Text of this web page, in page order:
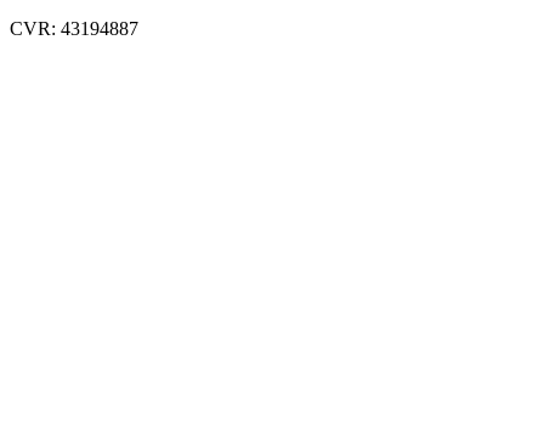
CVR: 43194887